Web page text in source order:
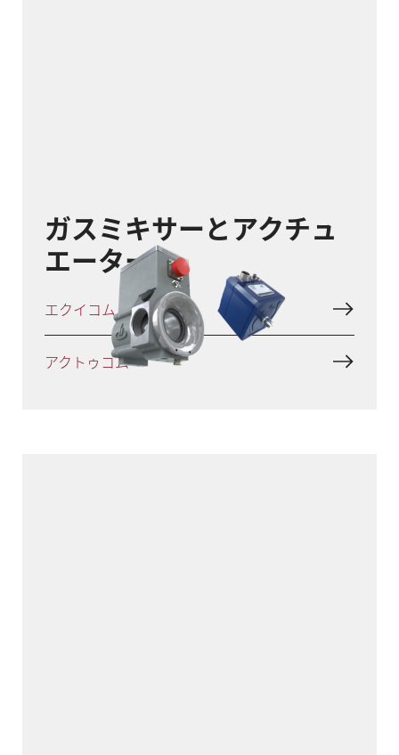
ガスミキサーとアクチュ
エーター
エクイコム
アクトゥコム